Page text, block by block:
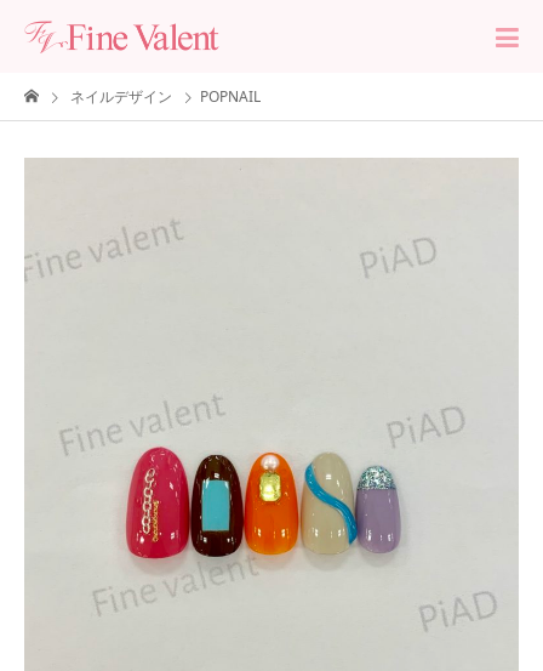
ネイルデザイン POPNAIL